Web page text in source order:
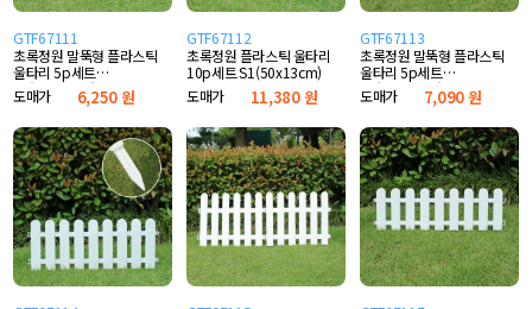
GTF67111
초록정원 말뚝형 플라스틱
울타리 5p세트
S1(50x13cm)
도매가 6,250 원
GTF67112
초록정원 플라스틱 울타리
10p세트 S1(50x13cm)
도매가
11,380 원
GTF67113
초록정원 말뚝형 플라스틱
울타리 5p세트
S1(50x16cm)
도매가 7,090 원